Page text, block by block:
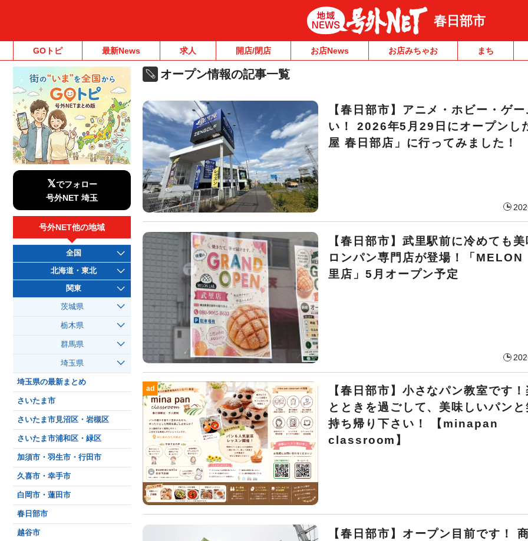
春日部市
GOトピ 最新News 求人 開店/閉店 お店News お店みちゃお まち
オープン情報の記事一覧
【春日部市】アニメ・ホビー・ゲ
い！ 2026年5月29日にオープンし
屋 春日部店」に行ってみました！
【春日部市】武里駅前に冷めても
ロンパン専門店が登場！「
里店」5月オープン予定
ad
【春日部市】小さなパン教室です
とときを過ごして、美味しいパン
持ち帰り下さい！ 【minapan
classroom】
【春日部市】オープン目前です！
𝕏でフォロー
号外NET 埼玉
号外NET他の地域
全国
北海道・東北
関東
茨城県
栃木県
群馬県
埼玉県
埼玉県の最新まとめ
さいたま市
さいたま市見沼区・岩槻区
さいたま市浦和区・緑区
加須市・羽生市・行田市
久喜市・幸手市
白岡市・蓮田市
春日部市
越谷市